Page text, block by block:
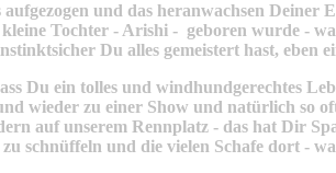
aufgezogen und das heranwachsen Deiner
kleine Tochter - Arishi - geboren wurde -
Du alles gemeistert hast, eben
Du ein tolles und windhundgerechtes
wieder zu einer Show und natürlich so
auf unserem Rennplatz - das hat Dir
zu schnüffeln und die vielen Schafe dort -